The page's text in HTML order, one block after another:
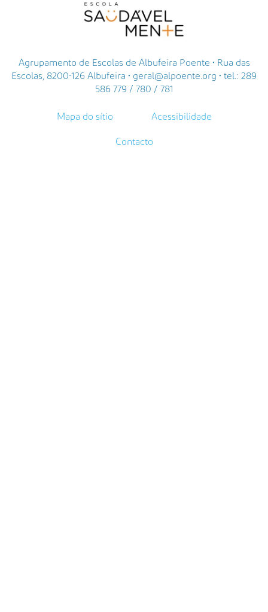
Agrupamento de Escolas de Albufeira Poente • Rua das
Escolas, 8200-126 Albufeira • geral@alpoente.org • tel.: 289
586 779 / 780 / 781
Mapa do sítio Acessibilidade
Contacto